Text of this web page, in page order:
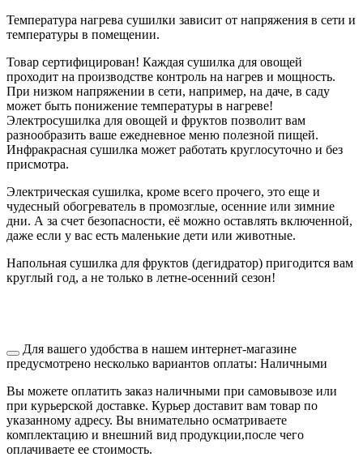
Температура нагрева сушилки зависит от напряжения в сети и
температуры в помещении.
Товар сертифицирован! Каждая сушилка для овощей
проходит на производстве контроль на нагрев и мощность.
При низком напряжении в сети, например, на даче, в саду
может быть понижение температуры в нагреве!
Электросушилка для овощей и фруктов позволит вам
разнообразить ваше ежедневное меню полезной пищей.
Инфракрасная сушилка может работать круглосуточно и без
присмотра.
Электрическая сушилка, кроме всего прочего, это еще и
чудесный обогреватель в промозглые, осенние или зимние
дни. А за счет безопасности, её можно оставлять включенной,
даже если у вас есть маленькие дети или животные.
Напольная сушилка для фруктов (дегидратор) пригодится вам
круглый год, а не только в летне-осенний сезон!
Для вашего удобства в нашем интернет-магазине
предусмотрено несколько вариантов оплаты: Наличными
Вы можете оплатить заказ наличными при самовывозе или
при курьерской доставке. Курьер доставит вам товар по
указанному адресу. Вы внимательно осматриваете
комплектацию и внешний вид продукции,после чего
оплачиваете ее стоимость.